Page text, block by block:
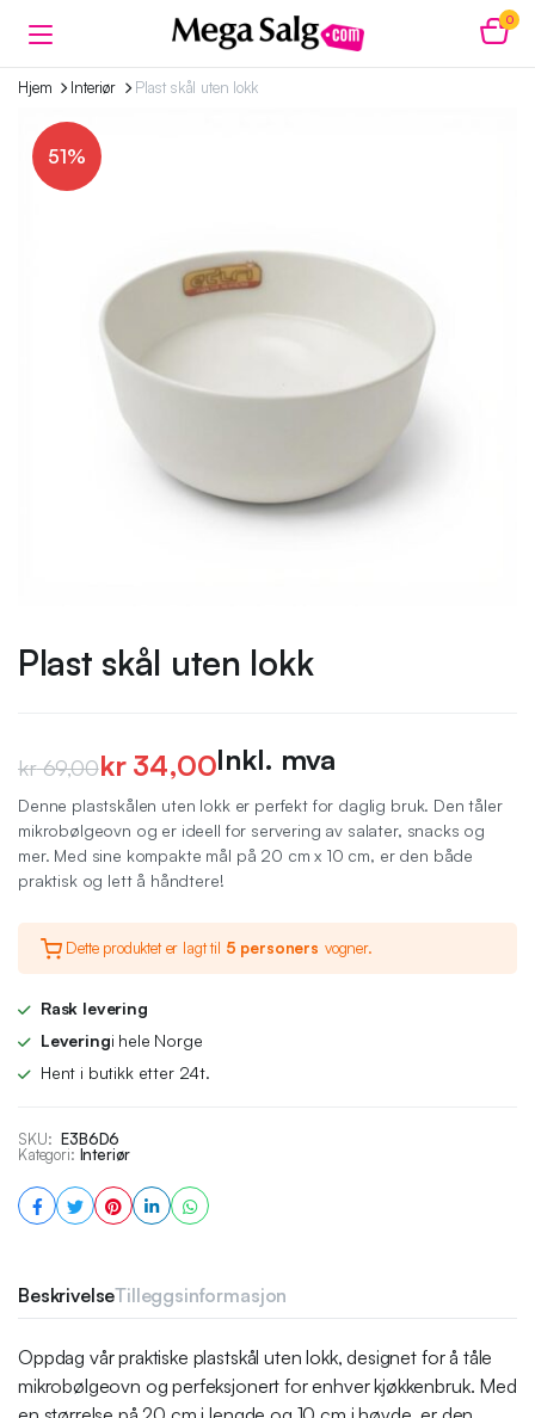
0
Hjem Interiør Plast skål uten lokk
51%
Plast skål uten lokk
kr69,00
Opprinnelig
pris
var:
kr 69,00.
kr34,00
Nåværende
pris
er:
kr 34,00.
Inkl. mva
Denne plastskålen uten lokk er perfekt for daglig bruk. Den tåler
mikrobølgeovn og er ideell for servering av salater, snacks og
mer. Med sine kompakte mål på 20 cm x 10 cm, er den både
praktisk og lett å håndtere!
Dette produktet er lagt til 5 personers vogner.
Rask levering
Leveringi hele Norge
Hent i butikk etter 24t.
SKU: E3B6D6
Kategori: Interiør
BeskrivelseTilleggsinformasjon
Oppdag vår praktiske plastskål uten lokk, designet for å tåle
mikrobølgeovn og perfeksjonert for enhver kjøkkenbruk. Med